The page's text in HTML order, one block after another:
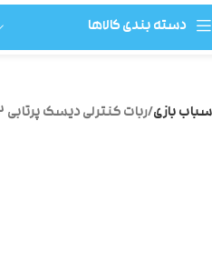
دسته بندی کالاها
بازی ربات کنترلی دیسک پرتابی ۱۰۲۰۳۲